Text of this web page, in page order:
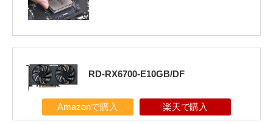
RD-RX6700-E10GB/DF
Amazonで購入 楽天で購入